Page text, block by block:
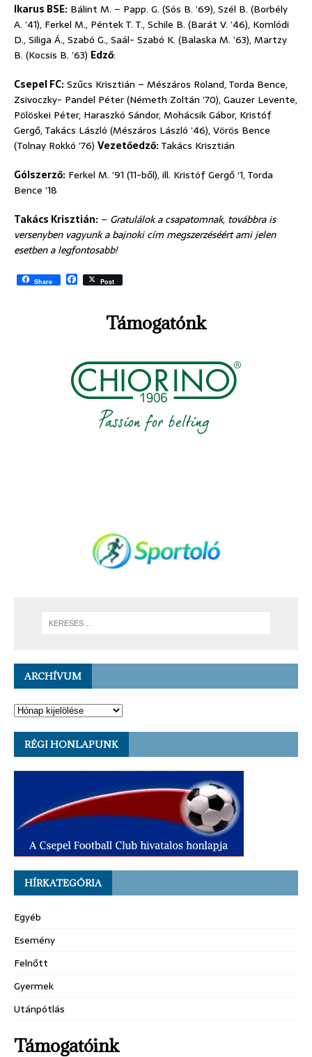
Ikarus BSE: Bálint M. – Papp. G. (Sós B. ’69), Szél B. (Borbély
A. ’41), Ferkel M., Péntek T. T., Schile B. (Barát V. ’46), Komlódi
D., Siliga Á., Szabó G., Saál- Szabó K. (Balaska M. ’63), Martzy
B. (Kocsis B. ’63) Edző:
Csepel FC:Szűcs Krisztián – Mészáros Roland, Torda Bence,
Zsivoczky- Pandel Péter (Németh Zoltán ’70), Gauzer Levente,
Pölöskei Péter, Haraszkó Sándor, Mohácsik Gábor, Kristóf
Gergő, Takács László (Mészáros László ’46), Vörös Bence
(Tolnay Rokkó ’76) Vezetőedző:Takács Krisztián
Gólszerző: Ferkel M. ’91 (11-ből), ill. Kristóf Gergő ‘1, Torda
Bence ’18
Takács Krisztián: – Gratulálok a csapatomnak, továbbra is
versenyben vagyunk a bajnoki cím megszerzéséért ami jelen
esetben a legfontosabb!
Share F
a
k
Post
Támogatónk
ARCHÍVUM
RÉGI HONLAPUNK
HÍRKATEGÓRIA
Egyéb
Esemény
Felnőtt
Gyermek
Utánpótlás
Támogatóink